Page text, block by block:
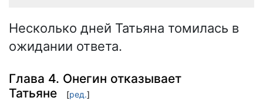
Несколько дней Татьяна томилась в
ожидании ответа.
Глава 4. Онегин отказывает
Татьяне
[ред.]